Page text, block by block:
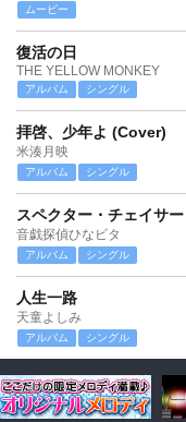
ムービー
復活の日
THE YELLOW MONKEY
アルバム シングル
拝啓、少年よ (Cover)
米湊月映
アルバム シングル
スペクター・チェイサー
音戯探偵ひなビタ
アルバム シングル
人生一路
天童よしみ
アルバム シングル